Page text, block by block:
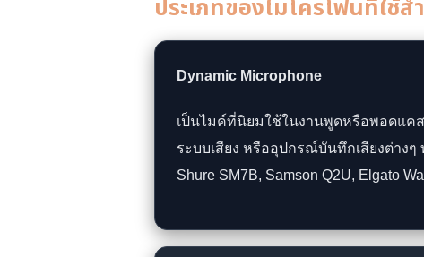
ประเภทของไมโครโฟนที่ใช้
Dynamic Microphone
เป็นไมค์ที่นิยมใช้ในงานพูดหรือพอดแค
ระบบเสียง หรืออุปกรณ์บันทึกเสียงต่าง
Shure SM7B, Samson Q2U, Elgato